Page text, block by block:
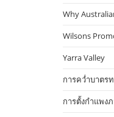
Why
Wilsons
Yarra Valley
การคว่ำบาตร
การตั้งกำแพง